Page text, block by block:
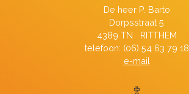
De heer P. Barto
Dorpsstraat 5
4389 TN RITTHEM
telefoon: (06) 54 63 79 18
e-mail